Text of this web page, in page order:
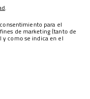
.
para el
de marketing (tanto de
como se indica en el